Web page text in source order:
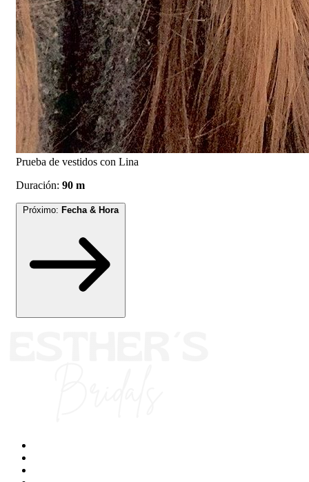
Prueba de vestidos con Lina
Duración: 90 m
Próximo: Fecha & Hora